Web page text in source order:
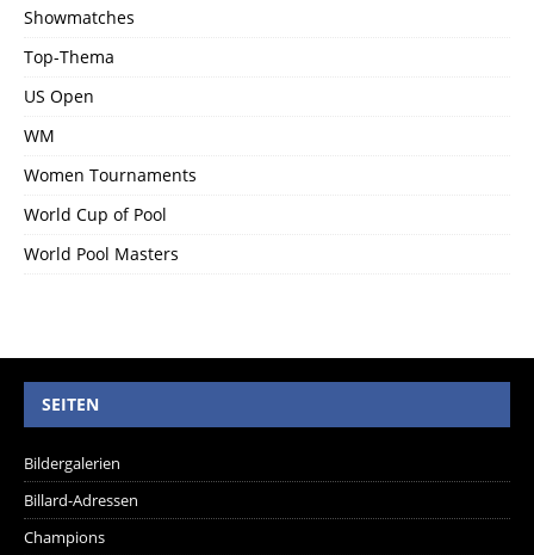
Showmatches
Top-Thema
US Open
WM
Women Tournaments
World Cup of Pool
World Pool Masters
SEITEN
Bildergalerien
Billard-Adressen
Champions